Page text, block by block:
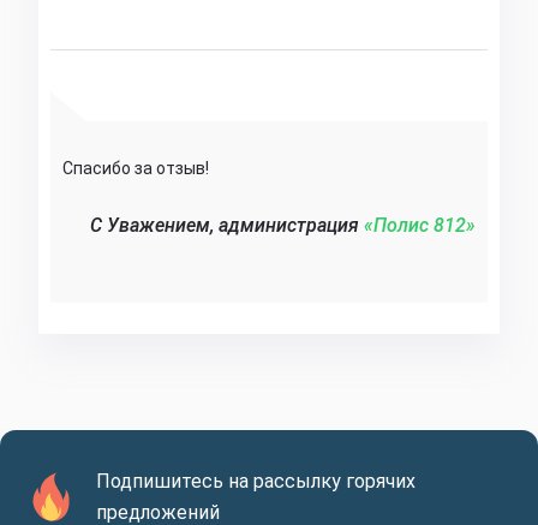
Спасибо за отзыв!
C Уважением, администрация «Полис 812»‎
Подпишитесь на рассылку горячих
предложений